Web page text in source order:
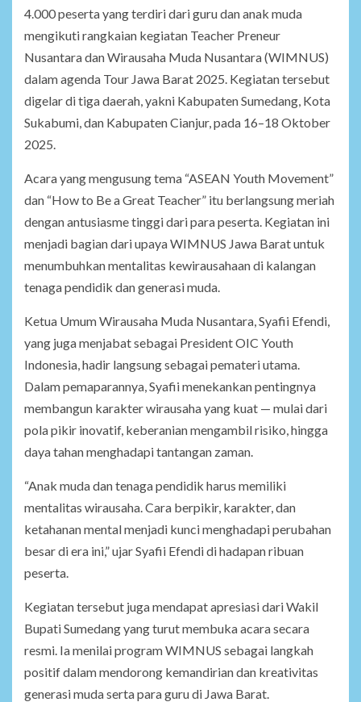
4.000 peserta yang terdiri dari guru dan anak muda
mengikuti rangkaian kegiatan Teacher Preneur
Nusantara dan Wirausaha Muda Nusantara (WIMNUS)
dalam agenda Tour Jawa Barat 2025. Kegiatan tersebut
digelar di tiga daerah, yakni Kabupaten Sumedang, Kota
Sukabumi, dan Kabupaten Cianjur, pada 16–18 Oktober
2025.
Acara yang mengusung tema “ASEAN Youth Movement”
dan “How to Be a Great Teacher” itu berlangsung meriah
dengan antusiasme tinggi dari para peserta. Kegiatan ini
menjadi bagian dari upaya WIMNUS Jawa Barat untuk
menumbuhkan mentalitas kewirausahaan di kalangan
tenaga pendidik dan generasi muda.
Ketua Umum Wirausaha Muda Nusantara, Syafii Efendi,
yang juga menjabat sebagai President OIC Youth
Indonesia, hadir langsung sebagai pemateri utama.
Dalam pemaparannya, Syafii menekankan pentingnya
membangun karakter wirausaha yang kuat — mulai dari
pola pikir inovatif, keberanian mengambil risiko, hingga
daya tahan menghadapi tantangan zaman.
“Anak muda dan tenaga pendidik harus memiliki
mentalitas wirausaha. Cara berpikir, karakter, dan
ketahanan mental menjadi kunci menghadapi perubahan
besar di era ini,” ujar Syafii Efendi di hadapan ribuan
peserta.
Kegiatan tersebut juga mendapat apresiasi dari Wakil
Bupati Sumedang yang turut membuka acara secara
resmi. Ia menilai program WIMNUS sebagai langkah
positif dalam mendorong kemandirian dan kreativitas
generasi muda serta para guru di Jawa Barat.